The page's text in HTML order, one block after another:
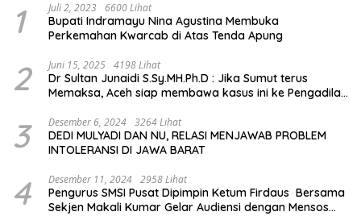
1 Juli 2, 2023 6600 Lihat
Bupati Indramayu Nina Agustina Membuka
Perkemahan Kwarcab di Atas Tenda Apung
2 Juni 15, 2025 4198 Lihat
Dr Sultan Junaidi S.Sy.MH.Ph.D : Jika Sumut terus
Memaksa, Aceh siap membawa kasus ini ke Pengadilan
3 Desember 6, 2024 3264 Lihat
DEDI MULYADI DAN NU, RELASI MENJAWAB PROBLEM
INTOLERANSI DI JAWA BARAT
4 Desember 11, 2024 2958 Lihat
Pengurus SMSI Pusat Dipimpin Ketum Firdaus Bersama
Sekjen Makali Kumar Gelar Audiensi dengan Mensos